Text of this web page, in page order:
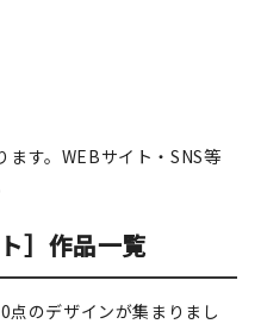
す。WEBサイト・SNS等
］作品一覧
点のデザインが集まりまし